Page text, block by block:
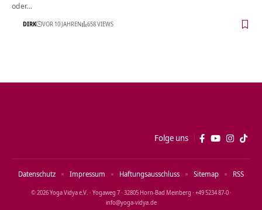
oder…
DIRK VOR 10 JAHREN 658 VIEWS
Folge uns
© 2026 Yoga Vidya e.V. · Yogaweg 7 · 32805 Horn‑Bad Meinberg · +49 5234 87‑0 ·
info@yoga‑vidya.de
Datenschutz Impressum Haftungsausschluss Sitemap RSS